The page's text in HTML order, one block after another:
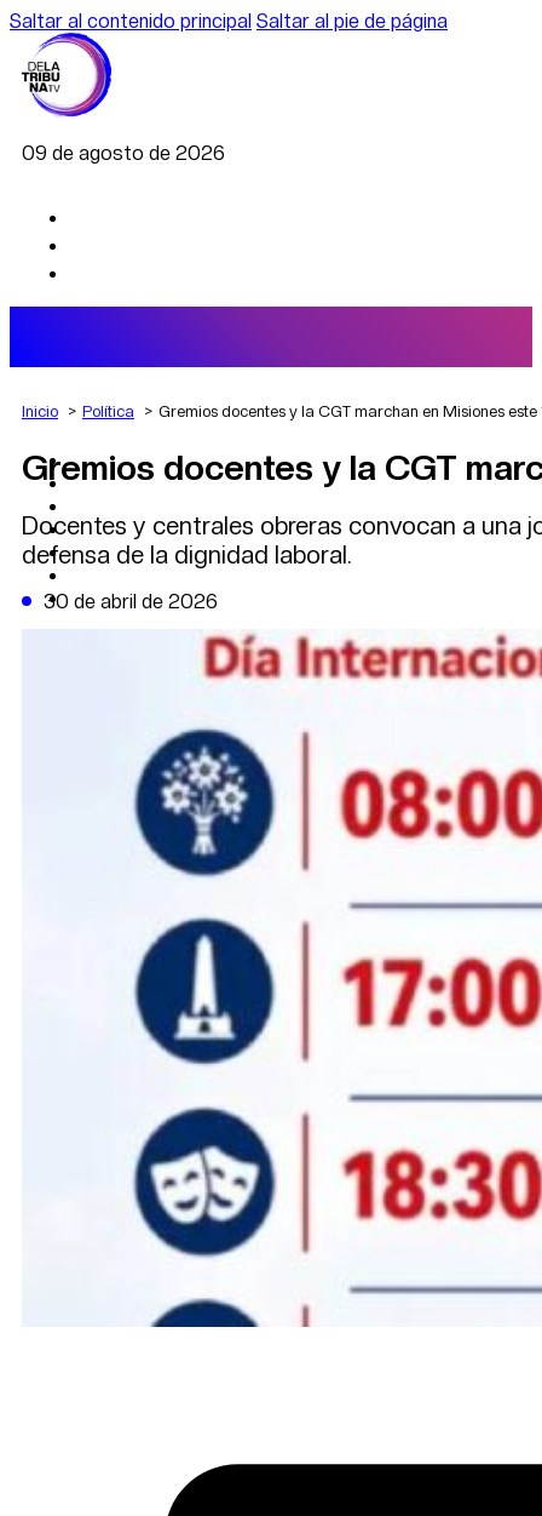
Saltar al contenido principal Saltar al pie de página
09 de agosto de 2026
AGRO
DEPORTES
POLÍTICA
CAMBIO CLIMÁTICO
DE LA TRIBUNA TV
Inicio Política Gremios docentes y la CGT marchan en Misiones este
Gremios docentes y la CGT
Docentes y centrales obreras convocan a una
defensa de la dignidad laboral.
30 de abril de 2026